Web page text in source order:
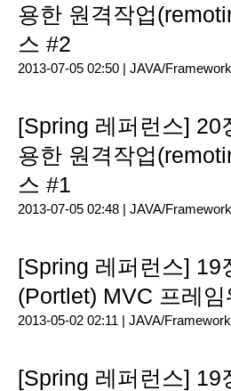
용한 원격작업
스 #2
2013-07-05 02:50 | JAVA/Framework
[Spring 레퍼런스] 20
용한 원격작업
스 #1
2013-07-05 02:48 | JAVA/Framework
[Spring 레퍼런스] 19
(Portlet) MVC 프레
2013-05-02 02:11 | JAVA/Framework
[Spring 레퍼런스] 19